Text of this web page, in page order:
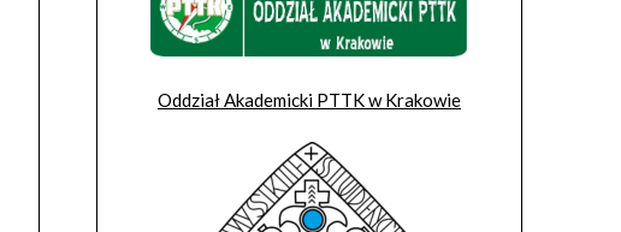
Oddział Akademicki PTTK w Krakowie